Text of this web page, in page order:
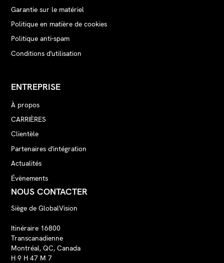
Garantie sur le matériel
Politique en matière de cookies
Politique anti-spam
Conditions d'utilisation
ENTREPRISE
À propos
CARRIÈRES
Clientèle
Partenaires d'intégration
Actualités
Évènements
NOUS CONTACTER
Siège de GlobalVision
Itinéraire 16800
Transcanadienne
Montréal, QC, Canada
H 9 H 47 M 7